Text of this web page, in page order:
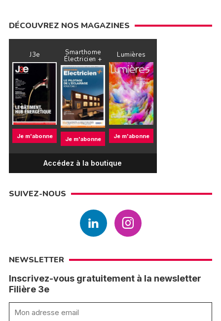
DÉCOUVREZ NOS MAGAZINES
J3e
Je m'abonne
Smarthome
Électricien +
Je m'abonne
Lumières
Je m'abonne
Accédez à la boutique
SUIVEZ-NOUS
NEWSLETTER
Inscrivez-vous gratuitement à la newsletter
Filière 3e